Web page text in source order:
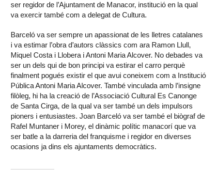
ser regidor de l’Ajuntament de Manacor, institució en la qual
va exercir també com a delegat de Cultura.
Barceló va ser sempre un apassionat de les lletres catalanes
i va estimar l’obra d’autors clàssics com ara Ramon Llull,
Miquel Costa i Llobera i Antoni Maria Alcover. No debades va
ser un dels qui de bon principi va estirar el carro perquè
finalment pogués existir el que avui coneixem com a Institució
Pública Antoni Maria Alcover. També vinculada amb l’insigne
filòleg, hi ha la creació de l’Associació Cultural Es Canonge
de Santa Cirga, de la qual va ser també un dels impulsors
pioners i entusiastes. Joan Barceló va ser també el biògraf de
Rafel Muntaner i Morey, el dinàmic polític manacorí que va
ser batle a la darreria del franquisme i regidor en diverses
ocasions ja dins els ajuntaments democràtics.